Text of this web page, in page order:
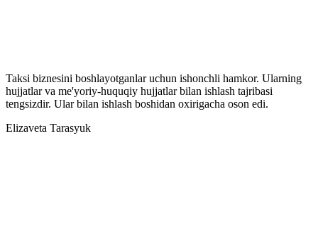
Taksi biznesini boshlayotganlar uchun ishonchli hamkor. Ularning
hujjatlar va me'yoriy-huquqiy hujjatlar bilan ishlash tajribasi
tengsizdir. Ular bilan ishlash boshidan oxirigacha oson edi.
Elizaveta Tarasyuk